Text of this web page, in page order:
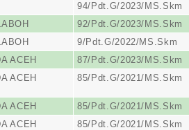
94/Pdt.G/2023/MS.Skm
92/Pdt.G/2023/MS.Skm
9/Pdt.G/2022/MS.Skm
ACEH 87/Pdt.G/2023/MS.Skm
ACEH 85/Pdt.G/2021/MS.Skm
ACEH 85/Pdt.G/2021/MS.Skm
ACEH 85/Pdt.G/2021/MS.Skm